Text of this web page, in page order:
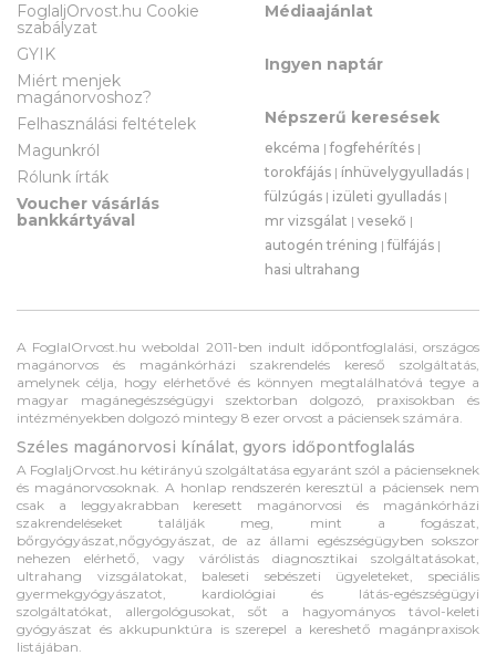
FoglaljOrvost.hu Cookie
szabályzat
GYIK
Miért menjek
magánorvoshoz?
Felhasználási feltételek
Magunkról
Rólunk írták
Voucher vásárlás
bankkártyával
Médiaajánlat
Ingyen naptár
Népszerű keresések
ekcéma |fogfehérítés |
torokfájás | ínhüvelygyulladás |
fülzúgás | izületi gyulladás |
mr vizsgálat | vesekő |
autogén tréning |fülfájás |
hasi ultrahang
A FoglalOrvost.hu weboldal 2011-ben indult időpontfoglalási, országos
magánorvos és magánkórházi szakrendelés kereső szolgáltatás,
amelynek célja, hogy elérhetővé és könnyen megtalálhatóvá tegye a
magyar magánegészségügyi szektorban dolgozó, praxisokban és
intézményekben dolgozó mintegy 8 ezer orvost a páciensek számára.
Széles magánorvosi kínálat, gyors időpontfoglalás
A FoglaljOrvost.hu kétirányú szolgáltatása egyaránt szól a pácienseknek
és magánorvosoknak. A honlap rendszerén keresztül a páciensek nem
csak a leggyakrabban keresett magánorvosi és magánkórházi
szakrendeléseket találják meg, mint a fogászat,
bőrgyógyászat,nőgyógyászat, de az állami egészségügyben sokszor
nehezen elérhető, vagy várólistás diagnosztikai szolgáltatásokat,
ultrahang vizsgálatokat, baleseti sebészeti ügyeleteket, speciális
gyermekgyógyászatot, kardiológiai és látás-egészségügyi
szolgáltatókat, allergológusokat, sőt a hagyományos távol-keleti
gyógyászat és akkupunktúra is szerepel a kereshető magánpraxisok
listájában.